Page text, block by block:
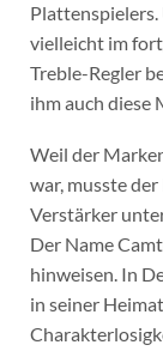
vielleicht im
Treble-Regler
ihm auch diese
Weil der
war, musste
Verstärker
Der Name
hinweisen. In
in seiner